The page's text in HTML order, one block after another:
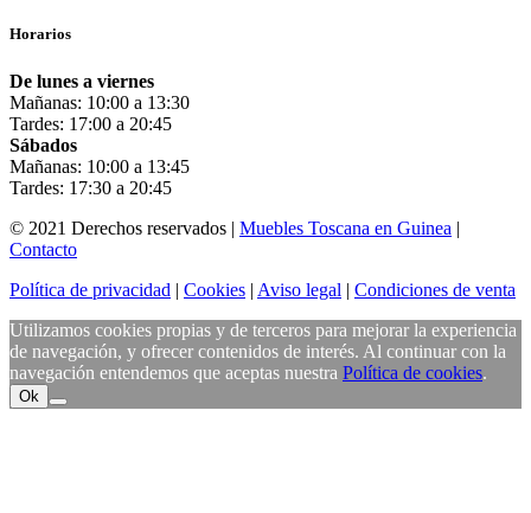
Horarios
De lunes a viernes
Mañanas: 10:00 a 13:30
Tardes: 17:00 a 20:45
Sábados
Mañanas: 10:00 a 13:45
Tardes: 17:30 a 20:45
© 2021 Derechos reservados | Muebles Toscana en Guinea |
Contacto
Política de privacidad | Cookies | Aviso legal | Condiciones de venta
Utilizamos cookies propias y de terceros para mejorar la experiencia
de navegación, y ofrecer contenidos de interés. Al continuar con la
navegación entendemos que aceptas nuestra Política de cookies.
Ok